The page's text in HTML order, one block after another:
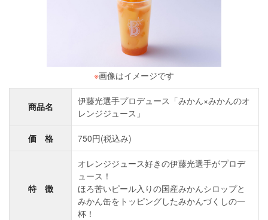
※画像はイメージです
商品名
伊藤光選手プロデュース「みかん×みかんのオ
レンジジュース」
価 格 750円(税込み)
特 徴
オレンジジュース好きの伊藤光選手がプロデ
ュース！
ほろ苦いピール入りの国産みかんシロップと
みかん缶をトッピングしたみかんづくしの一
杯！